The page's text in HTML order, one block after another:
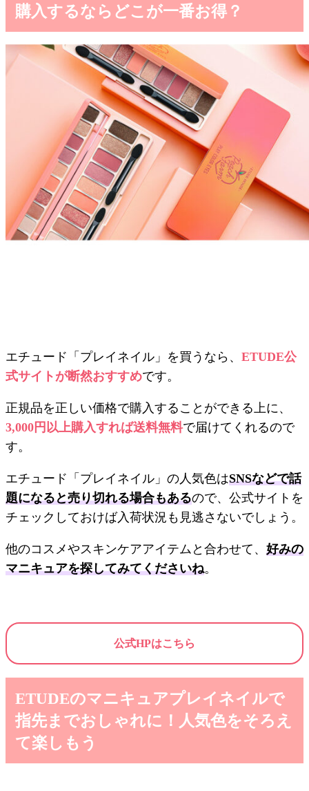
購入するならどこが一番お得？
エチュード「プレイネイル」を買うなら、 ETUDE公
式サイトが断然おすすめです。
正規品を正しい価格で購入することができる上に、
3,000円以上購入すれば送料無料で届けてくれるので
す。
エチュード「プレイネイル」の人気色はSNSなどで話
題になると売り切れる場合もあるので、公式サイトを
チェックしておけば入荷状況も見逃さないでしょう。
他のコスメやスキンケアアイテムと合わせて、 好みの
マニキュアを探してみてくださいね。
公式HPはこちら
ETUDEのマニキュアプレイネイルで
指先までおしゃれに！人気色をそろえ
て楽しもう